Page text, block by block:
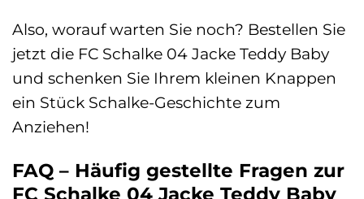
Also, worauf warten Sie noch? Bestellen Sie
jetzt die FC Schalke 04 Jacke Teddy Baby
und schenken Sie Ihrem kleinen Knappen
ein Stück Schalke-Geschichte zum
Anziehen!
FAQ – Häufig gestellte Fragen zur
FC Schalke 04 Jacke Teddy Baby